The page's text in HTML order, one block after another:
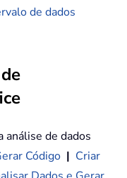
de dados
análise de dados
Código | Criar